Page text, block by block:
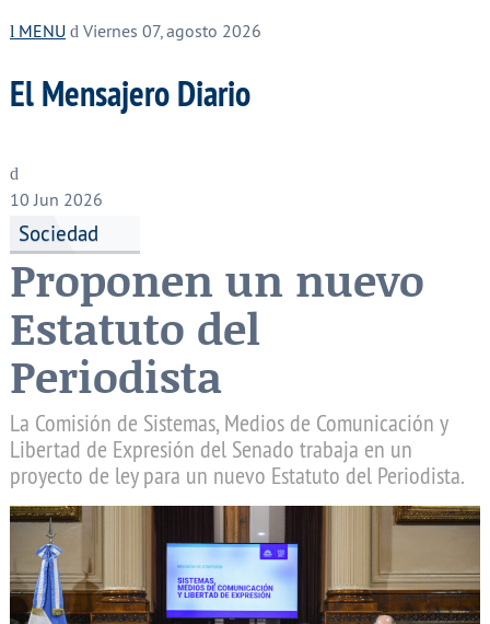
MENU Viernes 07, agosto 2026
El Mensajero Diario
10 Jun 2026
Sociedad
Proponen un nuevo
Estatuto del
Periodista
La Comisión de Sistemas, Medios de Comunicación y
Libertad de Expresión del Senado trabaja en un
proyecto de ley para un nuevo Estatuto del Periodista.